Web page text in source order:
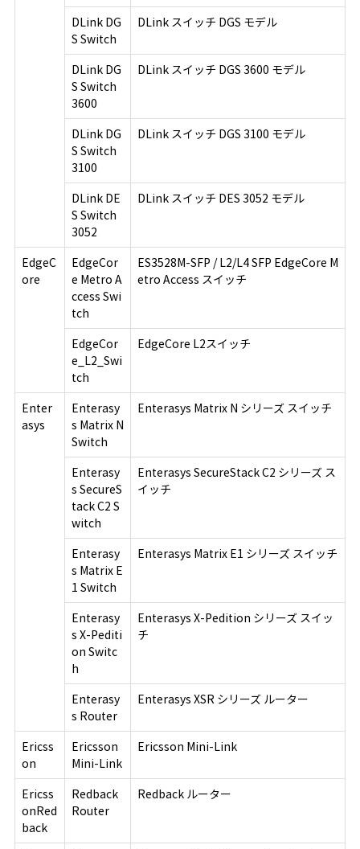
DLink DG
S Switch
DLink スイッチ DGS モデル
DLink DG
S Switch
3600
DLink スイッチ DGS 3600 モデル
DLink DG
S Switch
3100
DLink スイッチ DGS 3100 モデル
DLink DE
S Switch
3052
DLink スイッチ DES 3052 モデル
EdgeC
ore
EdgeCor
e Metro A
ccess Swi
tch
ES3528M-SFP / L2/L4 SFP EdgeCore M
etro Access スイッチ
EdgeCor
e_L2_Swi
tch
EdgeCore L2スイッチ
Enter
asys
Enterasy
s Matrix N
Switch
Enterasys Matrix N シリーズ スイッチ
Enterasy
s SecureS
tack C2 S
witch
Enterasys SecureStack C2 シリーズ ス
イッチ
Enterasy
s Matrix E
1 Switch
Enterasys Matrix E1 シリーズ スイッチ
Enterasy
s X-Pediti
on Switc
h
Enterasys X-Pedition シリーズ スイッ
チ
Enterasy
s Router
Enterasys XSR シリーズ ルーター
Ericss
on
Ericsson
Mini-Link
Ericsson Mini-Link
Ericss
onRed
back
Redback
Router
Redback ルーター